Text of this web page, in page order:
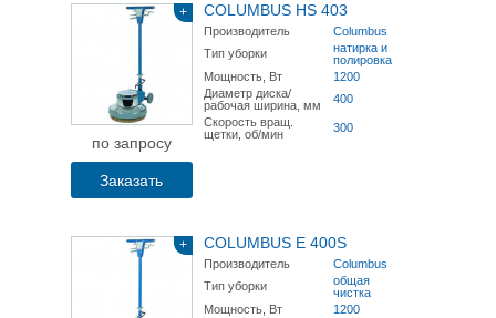
+
по запросу
Заказать
COLUMBUS HS 403
Производитель
Columbus
Тип уборки
натирка и
полировка
Мощность, Вт
1200
Диаметр диска/
рабочая ширина, мм
400
Скорость вращ.
щетки, об/мин
300
+ COLUMBUS E 400S
Производитель
Columbus
Тип уборки
общая
чистка
Мощность, Вт
1200